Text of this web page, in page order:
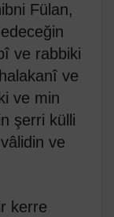
Fülan,
ve rabbiki
ve
ve min
şerri külli
ve
kerre